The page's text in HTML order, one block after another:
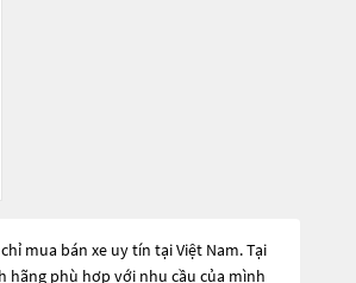
mua bán xe uy tín tại Việt Nam. Tại
hãng phù hợp với nhu cầu của mình